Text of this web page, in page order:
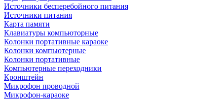
Источники бесперебойного питания
Источники питания
Карта памяти
Клавиатуры компьюторные
Колонки портативные караоке
Колонки компьютерные
Колонки портативные
Компьютерные переходники
Кронштейн
Микрофон проводной
Микрофон-караоке